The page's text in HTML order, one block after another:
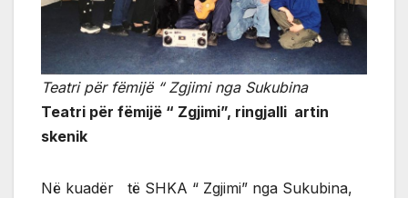
Teatri për fëmijë “ Zgjimi nga Sukubina
Teatri për fëmijë “ Zgjimi”, ringjalli artin
skenik
Në kuadër të SHKA “ Zgjimi” nga Sukubina,